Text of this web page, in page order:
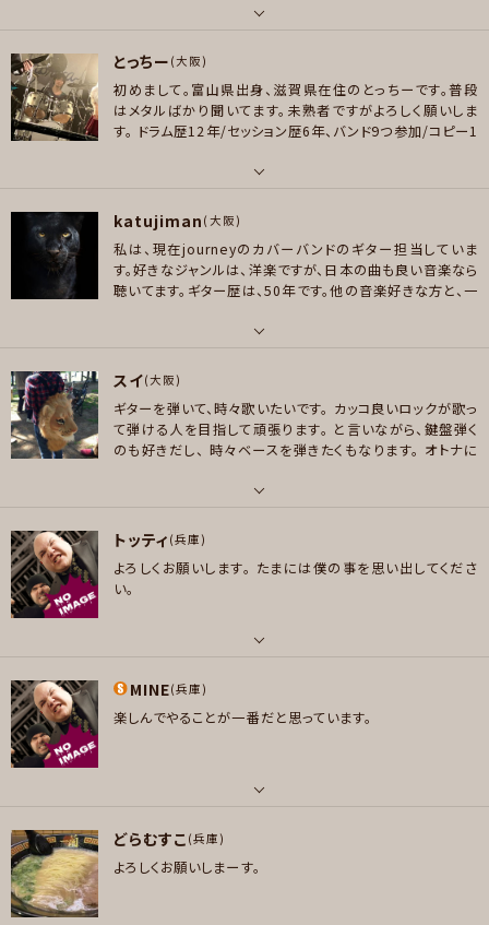
メッセージ
Billie Eilish、くるり、サカナクション、星野源、大橋トリオ、Polaris、Bialysto
s、ゆうらん船、PUNPEE…
好きなジャンル
ポップス , ロック , ファンク/ブルース , ジャズ/フュージョン , ボサノバ/ラテ
ン , スカ/ロカビリー , ヒップホップ/レゲエ
メッセージ
その頃のバンドブームの渦に飲み込まれ、ブラバン中退
バンド活動など
以上？経過・・(汗）
曲を楽しみたいと思っていますので、お気軽にお声かけくだ
さいね。 京都府庁旧本館観桜祭と歓芸祭での「ときめく大人
の文化祭20✕✕春、秋」団体代表やローカル音楽イベントへ
ボーカル , ドラム , パーカッション
好きなアーティスト
DEAD END／ELLEGARDEN／FENCE OF DEFENSE／LOUDNESS／BOØ
WY／RED WARRIORS／ZIGGY/L'Arc〜en〜Ciel／ONE OK ROCK／S
UPER BEAVER／the HIATUS／Lenny Kravitz／SKID ROW／Mr.Big／T
好きなジャンル
ポップス , ロック , パンク/メロコア , ハードロック/ヘヴィメタル , ジャズ/フ
ュージョン , ソウル/R＆B , ボサノバ/ラテン , スカ/ロカビリー
とっちー (大阪)
初めまして。富山県出身、滋賀県在住のとっちーです。普段
はメタルばかり聞いてます。未熟者ですがよろしく願いしま
す。 ドラム歴12年/セッション歴6年、バンド9つ参加/コピー1
バンドSaphiraにて2マン、MV制作/サポートはタイのパワー
H］/2023年ミツバチロックサーキット東京篇と大阪編出場
食わず嫌いはあまりしないほうなので、ドラムパートが必要
ならお声掛けください。 プロフィール写真はひでたこ様に撮
影していただきました。ありがとうございます!
ドラム
好きなアーティスト
洋楽 dream theater,evanescense,lacuna coil,HIM,nightwish,withi
YNIC,EPICA,TOOL 邦楽 DIR EN GREY,ViViD,mary's blood,LOVEBITE
好きなジャンル
ロック , ハードロック/ヘヴィメタル , スラッシュメタル/デスメタル
プレイヤー参加予定
katujiman (大阪)
私は、現在journeyのカバーバンドのギター担当していま
す。好きなジャンルは、洋楽ですが、日本の曲も良い音楽なら
聴いてます。ギター歴は、50年です。他の音楽好きな方と、一
してみたいです。出来れば、浜田麻里、TOTOのカバーを、参
好きなアーティスト
Toto Journey
好きなジャンル
プレイヤー参加予定
スイ(大阪)
ギターを弾いて、時々歌いたいです。 カッコ良いロックが歌っ
て弾ける人を目指して頑張ります。 と言いながら、鍵盤弾く
のも好きだし、 時々ベースを弾きたくもなります。 オトナに
知らないジャンルの曲にも挑戦していきたいの
ボーカル , ギター , ベース , ピアノ/キーボード
好きなアーティスト
GLIM SPANKY・AKASAKI・Alexandros・Ben Folds Five・cocoo・Echob
eppelin・Tamas Wells・あいみょん・赤い公園・斉藤和義・スピッツ・山下達
好きなジャンル
ポップス , ロック
プレイヤー参加予定
メッセージ
トッティ (兵庫)
よろしくお願いします。 たまには僕の事を思い出してくださ
い。
好きなアーティスト
ブラフマン スリップノット ルナシー ディルアングレイ
好きなジャンル
ロック , パンク/メロコア , ハードロック/ヘヴィメタル
プレイヤー参加予定
MINE(兵庫)
楽しんでやることが一番だと思っています。
ボーカル , ギター
好きなアーティスト
GUNS&ROSES,Nickelback,Foo Fighters
どらむすこ (兵庫)
よろしくお願いしまーす。